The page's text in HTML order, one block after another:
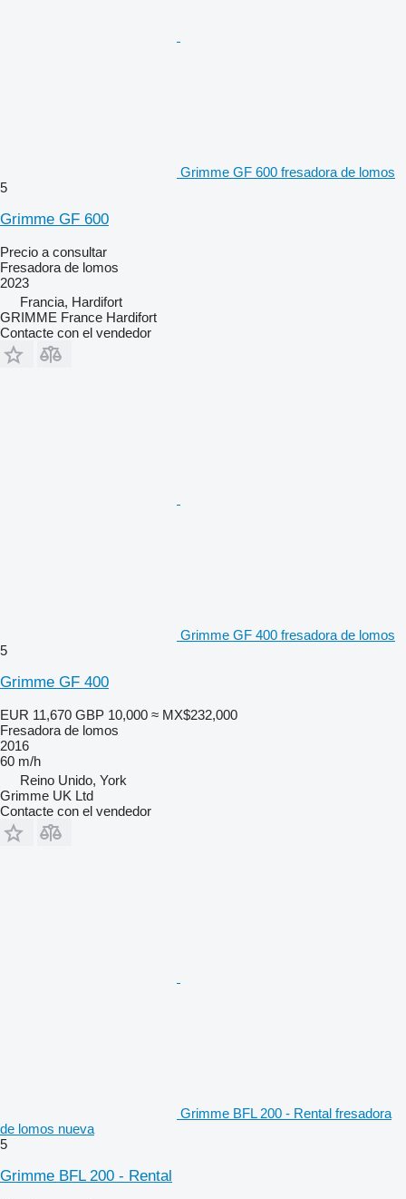
Grimme GF 600 fresadora de lomos
5
Grimme GF 600
Precio a consultar
Fresadora de lomos
2023
Francia, Hardifort
GRIMME France Hardifort
Contacte con el vendedor
Grimme GF 400 fresadora de lomos
5
Grimme GF 400
EUR 11,670 GBP 10,000 ≈ MX$232,000
Fresadora de lomos
2016
60 m/h
Reino Unido, York
Grimme UK Ltd
Contacte con el vendedor
Grimme BFL 200 - Rental fresadora
de lomos nueva
5
Grimme BFL 200 - Rental